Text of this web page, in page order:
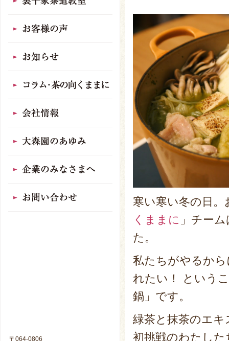
寒い寒い冬の日
くままに 」チー
た。
私たちがやるか
れたい！ という
鍋」です。
緑茶と抹茶のエ
初挑戦のわたし
〒064-0806